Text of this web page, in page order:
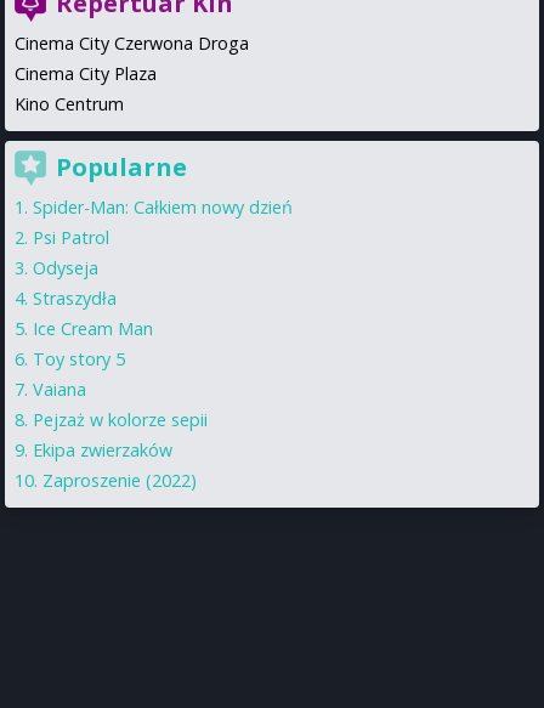
Cinema City Czerwona Droga
Cinema City Plaza
Kino Centrum
Popularne
Spider-Man: Całkiem nowy dzień
Psi Patrol
Odyseja
Straszydła
Ice Cream Man
Toy story 5
Vaiana
Pejzaż w kolorze sepii
Ekipa zwierzaków
Zaproszenie (2022)